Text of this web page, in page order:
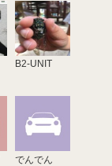
B2-UNIT
でんでん